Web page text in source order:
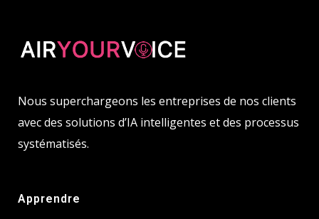
Nous superchargeons les entreprises de nos clients
avec des solutions d’IA intelligentes et des processus
systématisés.
Apprendre